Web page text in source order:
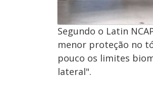
Segundo o Latin
menor proteção no
pouco os limites
lateral".